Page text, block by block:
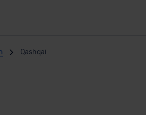
Qashqai